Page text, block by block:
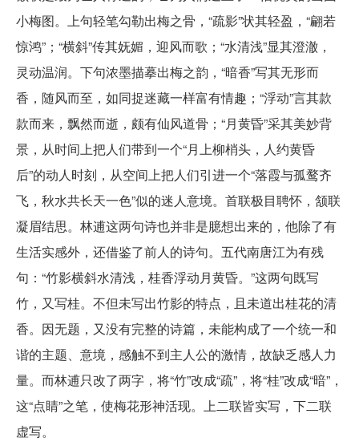
小梅图。上句轻笔勾勒出梅之骨，“疏影”状其轻盈，“翩若
惊鸿”；“横斜”传其妩媚，迎风而歌；“水清浅”显其澄澈，
灵动温润。下句浓墨描摹出梅之韵，“暗香”写其无形而
香，随风而至，如同捉迷藏一样富有情趣；“浮动”言其款
款而来，飘然而逝，颇有仙风道骨；“月黄昏”采其美妙背
景，从时间上把人们带到一个“月上柳梢头，人约黄昏
后”的动人时刻，从空间上把人们引进一个“落霞与孤鹜齐
飞，秋水共长天一色”似的迷人意境。首联极目聘怀，颔联
凝眉结思。林逋这两句诗也并非是臆想出来的，他除了有
生活实感外，还借鉴了前人的诗句。五代南唐江为有残
句：“竹影横斜水清浅，桂香浮动月黄昏。”这两句既写
竹，又写桂。不但未写出竹影的特点，且未道出桂花的清
香。因无题，又没有完整的诗篇，未能构成了一个统一和
谐的主题、意境，感触不到主人公的激情，故缺乏感人力
量。而林逋只改了两字，将“竹”改成“疏”，将“桂”改成“暗”，
这“点睛”之笔，使梅花形神活现。上二联皆实写，下二联
虚写。